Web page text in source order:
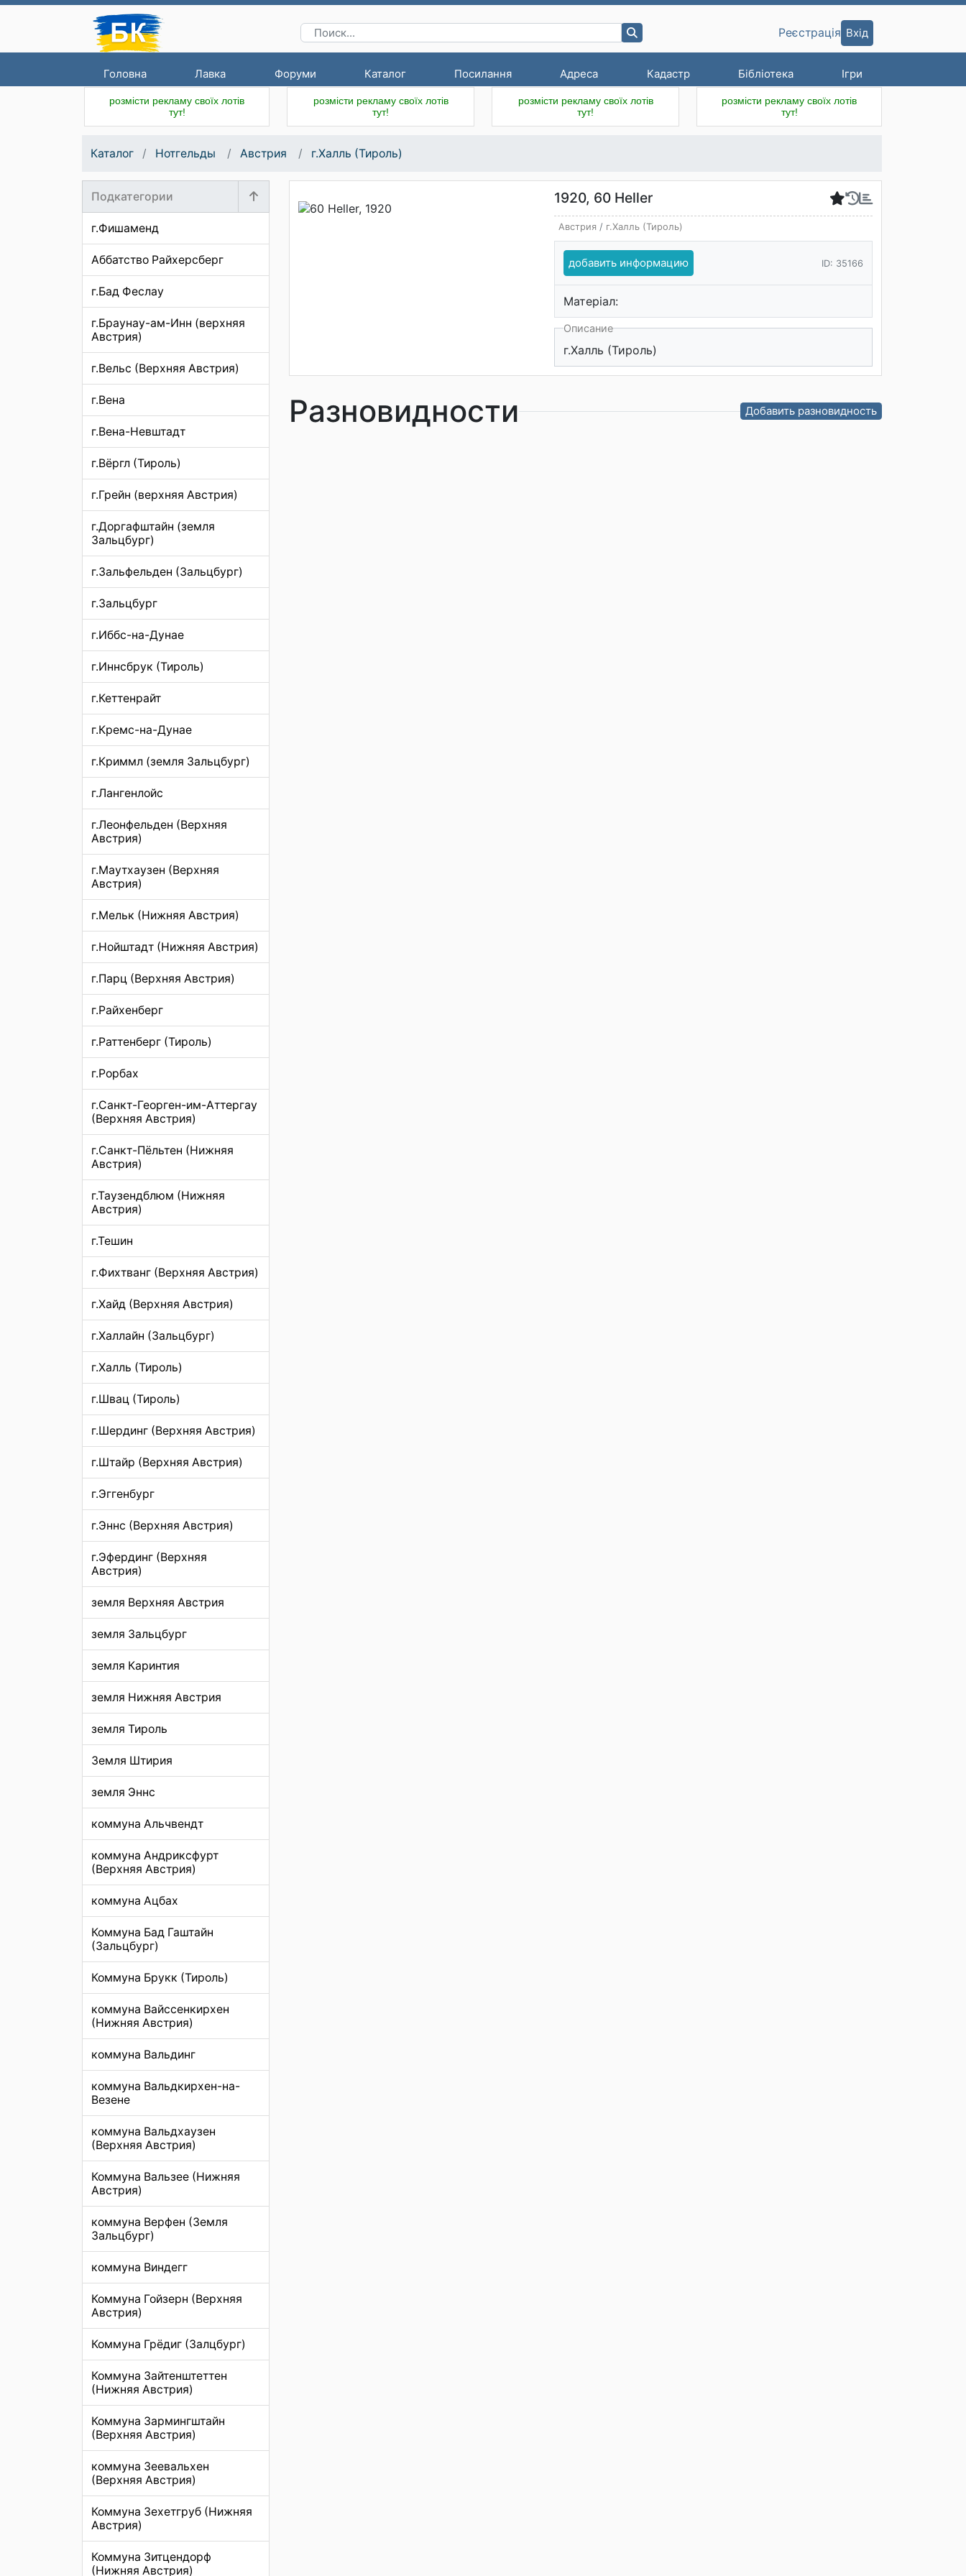
Головна Лавка Форуми Каталог Посилання Адреса Кадастр Бібліотека Ігри
Реєстрація Вхід
розмісти рекламу своїх лотів
тут!
розмісти рекламу своїх лотів
тут!
розмісти рекламу своїх лотів
тут!
розмісти рекламу своїх лотів
тут!
Каталог Нотгельды Австрия г.Халль (Тироль)
Подкатегории
г.Фишаменд
Аббатство Райхерсберг
г.Бад Феслау
г.Браунау-ам-Инн (верхняя
Австрия)
г.Вельс (Верхняя Австрия)
г.Вена
г.Вена-Невштадт
г.Вёргл (Тироль)
г.Грейн (верхняя Австрия)
г.Доргафштайн (земля
Зальцбург)
г.Зальфельден (Зальцбург)
г.Зальцбург
г.Иббс-на-Дунае
г.Иннсбрук (Тироль)
г.Кеттенрайт
г.Кремс-на-Дунае
г.Криммл (земля Зальцбург)
г.Лангенлойс
г.Леонфельден (Верхняя
Австрия)
г.Маутхаузен (Верхняя
Австрия)
г.Мельк (Нижняя Австрия)
г.Нойштадт (Нижняя Австрия)
г.Парц (Верхняя Австрия)
г.Райхенберг
г.Раттенберг (Тироль)
г.Рорбах
г.Санкт-Георген-им-Аттергау
(Верхняя Австрия)
г.Санкт-Пёльтен (Нижняя
Австрия)
г.Таузендблюм (Нижняя
Австрия)
г.Тешин
г.Фихтванг (Верхняя Австрия)
г.Хайд (Верхняя Австрия)
г.Халлайн (Зальцбург)
г.Халль (Тироль)
г.Швац (Тироль)
г.Шердинг (Верхняя Австрия)
г.Штайр (Верхняя Австрия)
г.Эггенбург
г.Эннс (Верхняя Австрия)
г.Эфердинг (Верхняя
Австрия)
земля Верхняя Австрия
земля Зальцбург
земля Каринтия
земля Нижняя Австрия
земля Тироль
Земля Штирия
земля Эннс
коммуна Альчвендт
коммуна Андриксфурт
(Верхняя Австрия)
коммуна Ацбах
Коммуна Бад Гаштайн
(Зальцбург)
Коммуна Брукк (Тироль)
коммуна Вайссенкирхен
(Нижняя Австрия)
коммуна Вальдинг
коммуна Вальдкирхен-на-
Везене
коммуна Вальдхаузен
(Верхняя Австрия)
Коммуна Вальзее (Нижняя
Австрия)
коммуна Верфен (Земля
Зальцбург)
коммуна Виндегг
Коммуна Гойзерн (Верхняя
Австрия)
Коммуна Грёдиг (Залцбург)
Коммуна Зайтенштеттен
(Нижняя Австрия)
Коммуна Зармингштайн
(Верхняя Австрия)
коммуна Зеевальхен
(Верхняя Австрия)
Коммуна Зехетгруб (Нижняя
Австрия)
Коммуна Зитцендорф
(Нижняя Австрия)
1920, 60 Heller
Австрия / г.Халль (Тироль)
добавить информацию ID: 35166
Матеріал:
Описание
г.Халль (Тироль)
Разновидности Добавить разновидность